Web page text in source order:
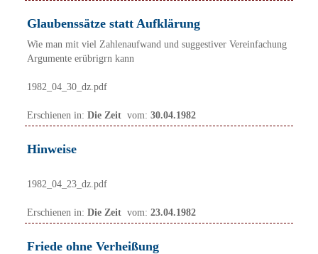
Glaubenssätze statt Aufklärung
Wie man mit viel Zahlenaufwand und suggestiver Vereinfachung
Argumente erübrigrn kann
1982_04_30_dz.pdf
Erschienen in: Die Zeit vom: 30.04.1982
Hinweise
1982_04_23_dz.pdf
Erschienen in: Die Zeit vom: 23.04.1982
Friede ohne Verheißung